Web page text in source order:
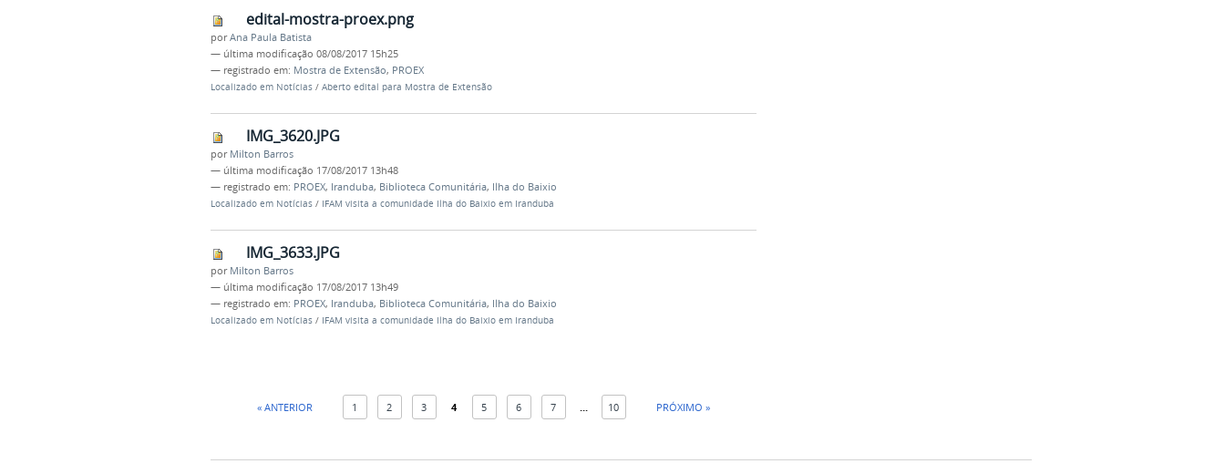
edital-mostra-proex.png
porAna Paula Batista
— última modificação 08/08/2017 15h25
— registrado em: Mostra de Extensão, PROEX
Localizado em Notícias / Aberto edital para Mostra de Extensão
IMG_3620.JPG
por Milton Barros
— última modificação 17/08/2017 13h48
— registrado em: PROEX, Iranduba, Biblioteca Comunitária, Ilha do Baixio
Localizado em Notícias / IFAM visita a comunidade Ilha do Baixio em Iranduba
IMG_3633.JPG
por Milton Barros
— última modificação 17/08/2017 13h49
— registrado em: PROEX, Iranduba, Biblioteca Comunitária, Ilha do Baixio
Localizado em Notícias / IFAM visita a comunidade Ilha do Baixio em Iranduba
« ANTERIOR 1 2 3 4 5 6 7 10 PRÓXIMO »